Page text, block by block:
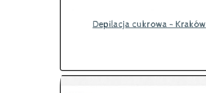
Depilacja cukrowa - Kraków